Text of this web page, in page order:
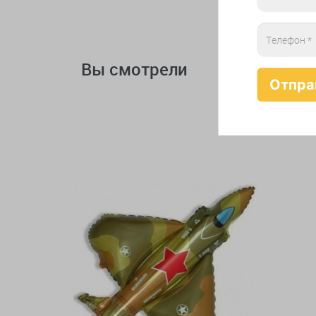
Вы смотрели